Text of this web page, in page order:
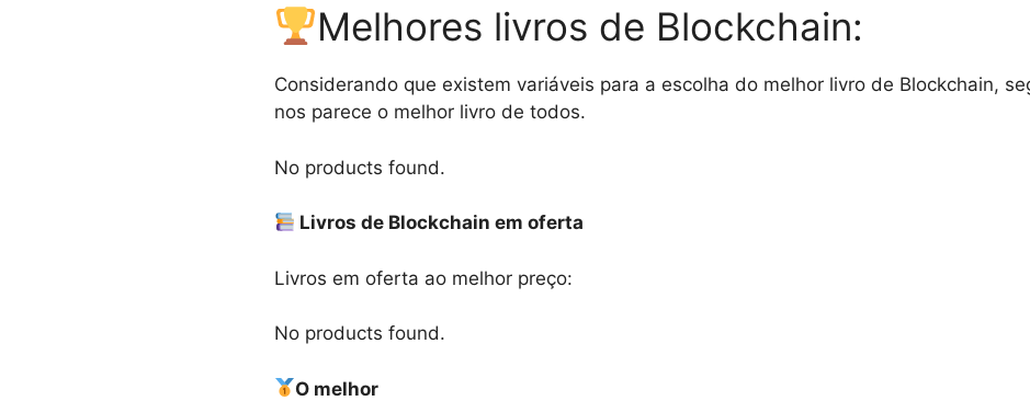
Melhores livros de Blockchain:
Considerando que existem variáveis para a escolha do melhor livro de Blockchain,
nos parece o melhor livro de todos.
No products found.
Livros de Blockchain em oferta
Livros em oferta ao melhor preço:
No products found.
O melhor